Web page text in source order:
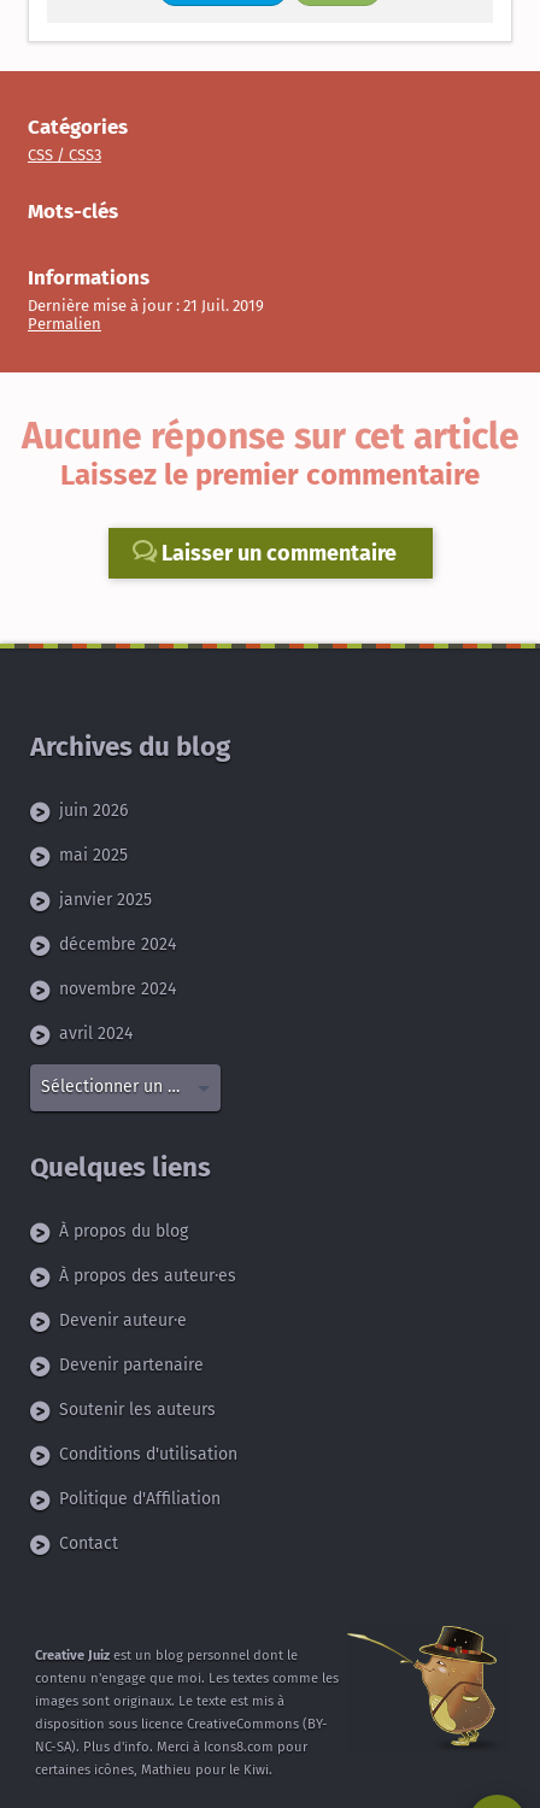
Catégories
CSS / CSS3
Mots-clés
Informations
Dernière mise à jour : 21 Juil. 2019
Permalien
Aucune réponse sur cet article
Laissez le premier commentaire
Laisser un commentaire
Archives du blog
juin 2026
mai 2025
janvier 2025
décembre 2024
novembre 2024
avril 2024
Sélectionner un mois
Quelques liens
À propos du blog
À propos des auteur·es
Devenir auteur·e
Devenir partenaire
Soutenir les auteurs
Conditions d'utilisation
Politique d'Affiliation
Contact
Creative Juizest un blog personnel dontle
contenu n'engage que moi. Les textes comme les
images sontoriginaux. Le texte est mis à
disposition sous licence CreativeCommons(BY-
NC-SA). Plus d'info. Merci à Icons8.com pour
certaines icônes, Mathieu pour le Kiwi.